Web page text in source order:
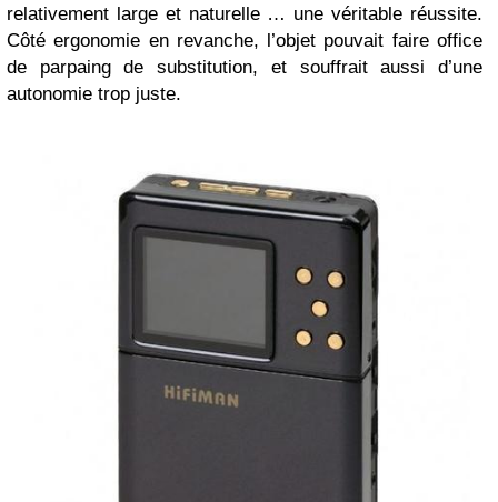
relativement large et naturelle … une véritable réussite.
Côté ergonomie en revanche, l’objet pouvait faire office
de parpaing de substitution, et souffrait aussi d’une
autonomie trop juste.